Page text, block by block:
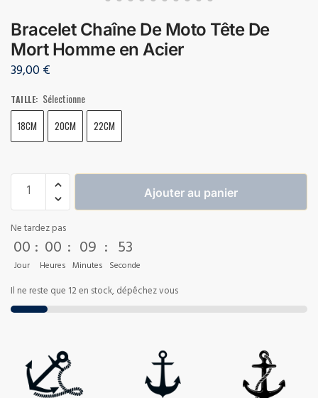
Bracelet Chaîne De Moto Tête De
Mort Homme en Acier
39,00€
TAILLE: Sélectionne
18CM 20CM 22CM
Ajouter au panier
Ne tardez pas
00
Jour
: 00
Heures
: 09
Minutes
: 53
Seconde
Il ne reste que 12 en stock, dépêchez vous